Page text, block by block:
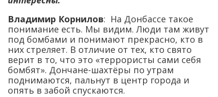
Владимир Корнилов: На Донбассе такое
понимание есть. Мы видим. Люди там живут
под бомбами и понимают прекрасно, кто в
них стреляет. В отличие от тех, кто свято
верит в то, что это «террористы сами себя
бомбят». Дончане-шахтёры по утрам
поднимаются, пальнут в центр города и
опять в забой спускаются.